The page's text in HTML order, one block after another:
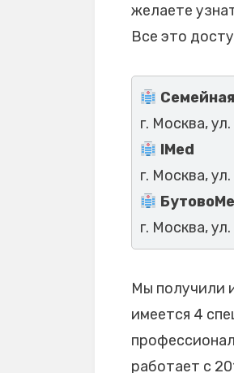
желаете
Все это
г. Москва,
IMed
г. Москва,
г. Москва,
Мы получили
имеется 4
работает с